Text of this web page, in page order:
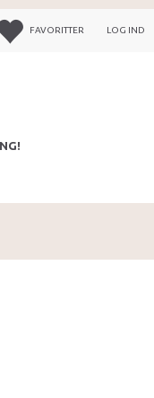
FAVORITTER LOG IND